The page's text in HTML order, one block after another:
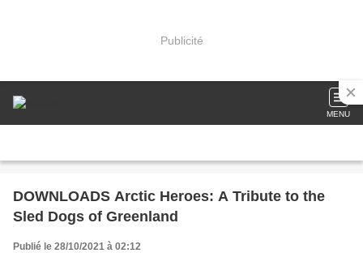
Publicité
MENU
DOWNLOADS Arctic Heroes: A Tribute to the
Sled Dogs of Greenland
Publié le 28/10/2021 à 02:12